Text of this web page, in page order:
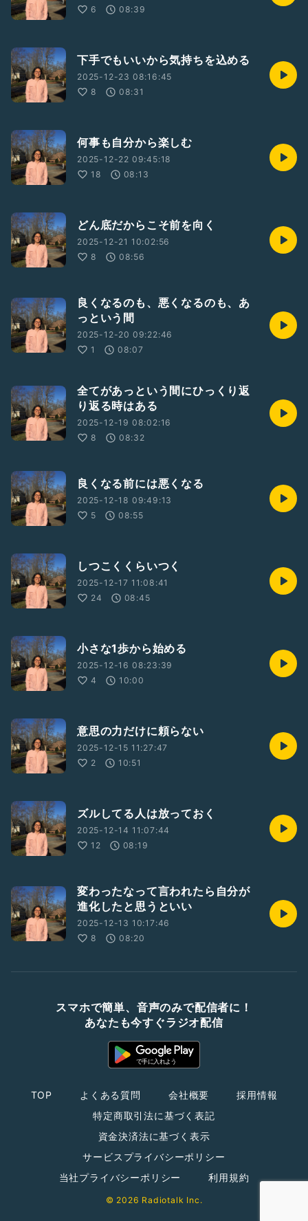
6
08:39
下手でもいいから気持ちを込める
2025-12-23 08:16:45
8
08:31
何事も自分から楽しむ
2025-12-22 09:45:18
18
08:13
どん底だからこそ前を向く
2025-12-21 10:02:56
8
08:56
良くなるのも、悪くなるのも、あ
っという間
2025-12-20 09:22:46
1
08:07
全てがあっという間にひっくり返
り返る時はある
2025-12-19 08:02:16
8
08:32
良くなる前には悪くなる
2025-12-18 09:49:13
5
08:55
しつこくくらいつく
2025-12-17 11:08:41
24
08:45
小さな1歩から始める
2025-12-16 08:23:39
4
10:00
意思の力だけに頼らない
2025-12-15 11:27:47
2
10:51
ズルしてる人は放っておく
2025-12-14 11:07:44
12
08:19
変わったなって言われたら自分が
進化したと思うといい
2025-12-13 10:17:46
8
08:20
スマホで簡単、音声のみで配信者に！
あなたも今すぐラジオ配信
TOP よくある質問 会社概要
採用情報
特定商取引法に基づく表記
資金決済法に基づく表示
サービスプライバシーポリシー
当社プライバシーポリシー
利用規約
© 2026 Radiotalk Inc.